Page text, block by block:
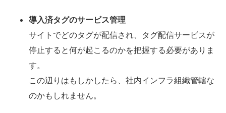
導入済タグのサービス管理
サイトでどのタグが配信され、タグ配信サービスが
停止すると何が起こるのかを把握する必要がありま
す。
この辺りはもしかしたら、社内インフラ組織管轄な
のかもしれません。